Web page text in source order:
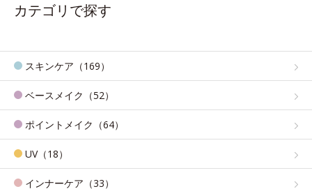
カテゴリで探す
スキンケア（169）
ベースメイク（52）
ポイントメイク（64）
UV（18）
インナーケア（33）